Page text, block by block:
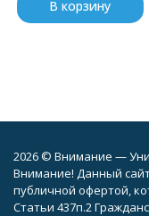
В корзину
2026 © Внимание —
Внимание! Данный
публичной офертой,
Статьи 437п.2